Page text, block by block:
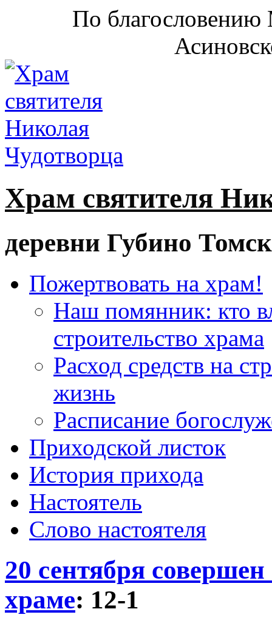
По благословению
Храм святителя
деревни Губино
Пожертвовать на храм!
Наш помянник: кто
строительство храма
Расход средств на
жизнь
Расписание
Приходской листок
История прихода
Настоятель
Слово настоятеля
20 сентября
храме: 12-1